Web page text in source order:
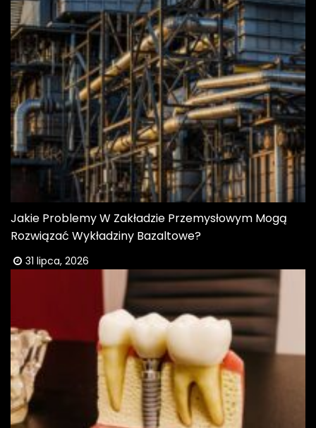
Jakie Problemy W Zakładzie Przemysłowym Mogą
Rozwiązać Wykładziny Bazaltowe?
31 lipca, 2026